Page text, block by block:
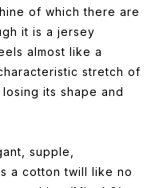
of which there are
it is a jersey
almost like a
stretch of
its shape and
supple,
a cotton twill like no